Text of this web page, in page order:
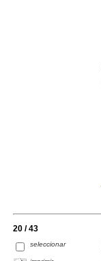
20 / 43
seleccionar